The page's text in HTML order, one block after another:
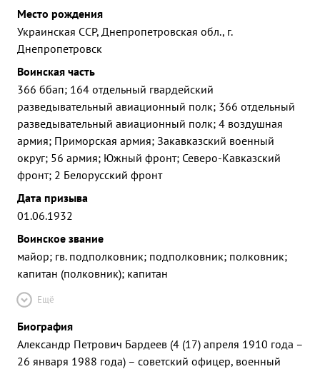
Место рождения
Украинская ССР, Днепропетровская обл., г.
Днепропетровск
Воинская часть
366 ббап; 164 отдельный гвардейский
разведывательный авиационный полк; 366 отдельный
разведывательный авиационный полк; 4 воздушная
армия; Приморская армия; Закавказский военный
округ; 56 армия; Южный фронт; Северо-Кавказский
фронт; 2 Белорусский фронт
Дата призыва
01.06.1932
Воинское звание
майор; гв. подполковник; подполковник; полковник;
капитан (полковник); капитан
Ещё
Биография
Александр Петрович Бардеев (4 (17) апреля 1910 года –
26 января 1988 года) – советский офицер, военный